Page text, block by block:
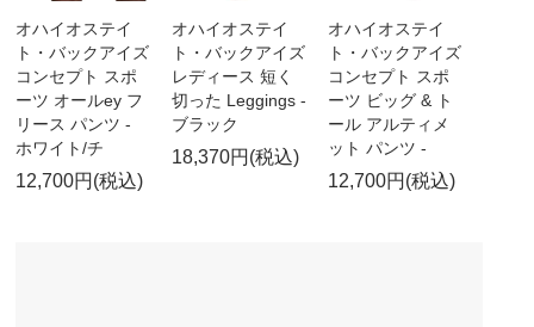
オハイオステイ
ト・バックアイズ
コンセプト スポ
ーツ オールey フ
リース パンツ -
ホワイト/チ
12,700円(税込)
オハイオステイ
ト・バックアイズ
レディース 短く
切った Leggings -
ブラック
18,370円(税込)
オハイオステイ
ト・バックアイズ
コンセプト スポ
ーツ ビッグ & ト
ール アルティメ
ット パンツ -
12,700円(税込)